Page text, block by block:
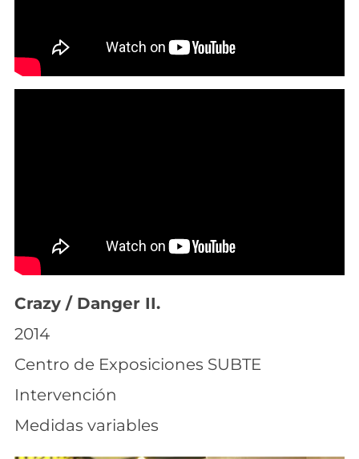
Crazy / Danger II.
2014
Centro de Exposiciones SUBTE
Intervención
Medidas variables